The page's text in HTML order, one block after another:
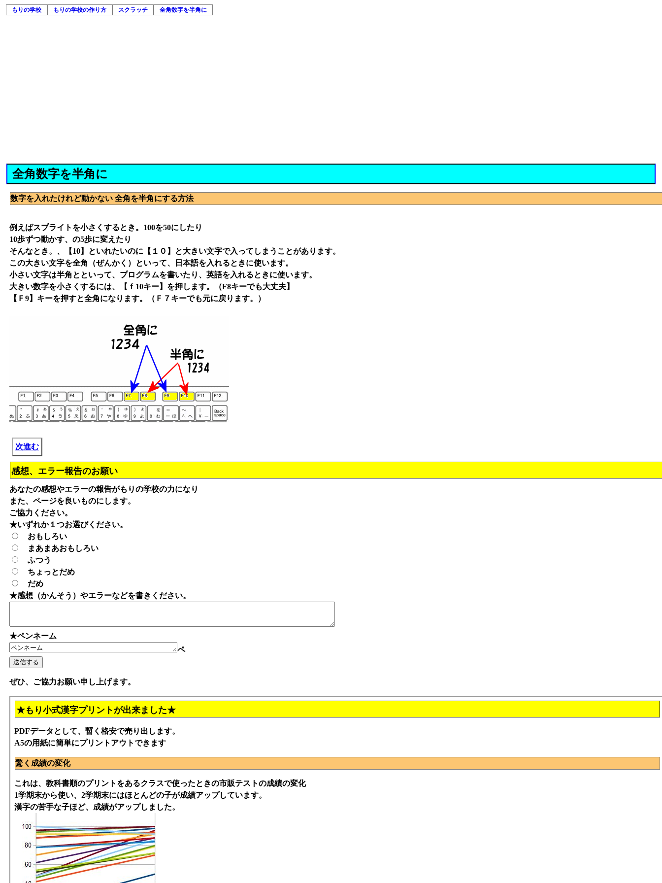
もりの学校 もりの学校の作り方 スクラッチ 全角数字を半角に
全角数字を半角に
数字を入れたけれど動かない 全角を半角にする方法
例えばスプライトを小さくするとき。100を50にしたり
10歩ずつ動かす、の5歩に変えたり
そんなとき。、【10】といれたいのに【１０】と大きい文字で入ってしまうことがあります。
この大きい文字を全角（ぜんかく）といって、日本語を入れるときに使います。
小さい文字は半角とといって、プログラムを書いたり、英語を入れるときに使います。
大きい数字を小さくするには、【ｆ10キー】を押します。（F8キーでも大丈夫】
【Ｆ9】キーを押すと全角になります。（Ｆ７キーでも元に戻ります。）
次進む
感想、エラー報告のお願い
あなたの感想やエラーの報告がもりの学校の力になり
また、ページを良いものにします。
ご協力ください。
★いずれか１つお選びください。
おもしろい
まあまあおもしろい
ふつう
ちょっとだめ
だめ
★感想（かんそう）やエラーなどを書きください。
★ペンネーム
ペ
ぜひ、ご協力お願い申し上げます。